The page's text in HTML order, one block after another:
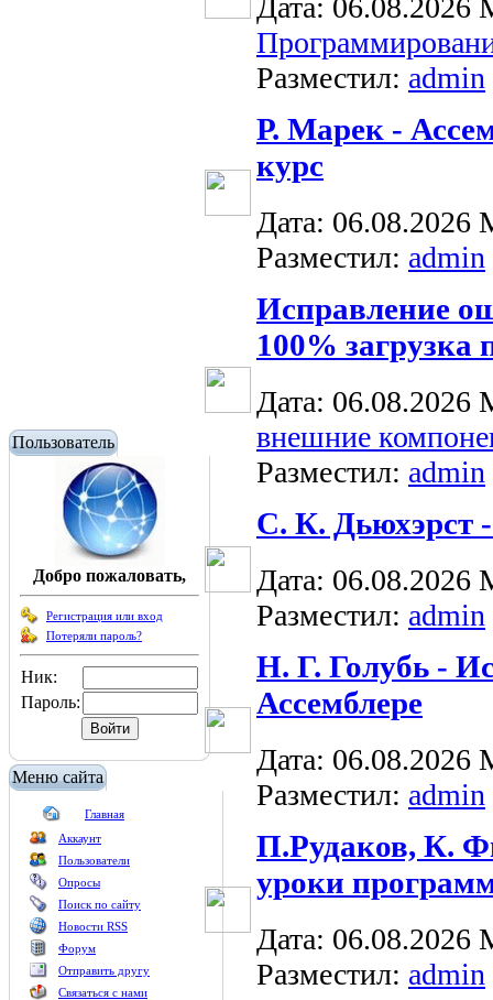
Пользователь
Добро пожаловать,
Регистрация или вход
Потеряли пароль?
Ник:
Пароль:
Меню сайта
Главная
Аккаунт
Пользователи
Опросы
Поиск по сайту
Новости RSS
Форум
Отправить другу
Связаться с нами
Дата: 06.08.2026
Разместил: admin
Р. Марек -
курс
Дата: 06.08.2026
Разместил: admin
Исправление
100% загрузка
Дата: 06.08.2026
внешние
Разместил: admin
С. К. Дьюхэрст
Дата: 06.08.2026
Разместил: admin
Н. Г. Голубь -
Ассемблере
Дата: 06.08.2026
Разместил: admin
П.Рудаков, К.
уроки
Дата: 06.08.2026
Разместил: admin